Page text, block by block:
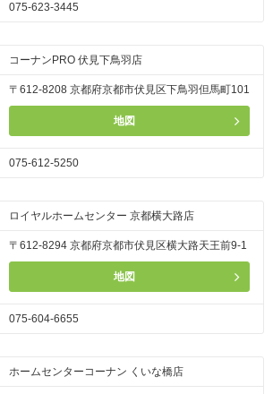
075-623-3445
コーナンPRO 伏見下鳥羽店
〒612-8208 京都府京都市伏見区下鳥羽但馬町101
地図
075-612-5250
ロイヤルホームセンター 京都横大路店
〒612-8294 京都府京都市伏見区横大路天王前9-1
地図
075-604-6655
ホームセンターコーナン くいな橋店